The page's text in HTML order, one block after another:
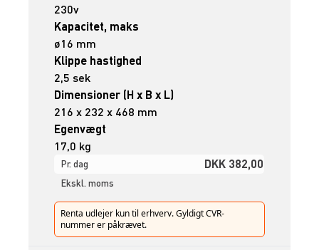
230v
Kapacitet, maks
ø16 mm
Klippe hastighed
2,5 sek
Dimensioner (H x B x L)
216 x 232 x 468 mm
Egenvægt
17,0 kg
Pr. dag DKK 382,00
Ekskl. moms
Renta udlejer kun til erhverv. Gyldigt CVR-
nummer er påkrævet.